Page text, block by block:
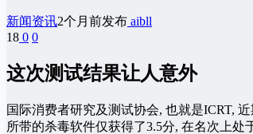
新闻资讯2个月前发布 aibll
18 0 0
这次测试结果让人意外
国际消费者研究及测试协会, 也就是ICRT,
所带的杀毒软件仅获得了3.5分, 在名次上